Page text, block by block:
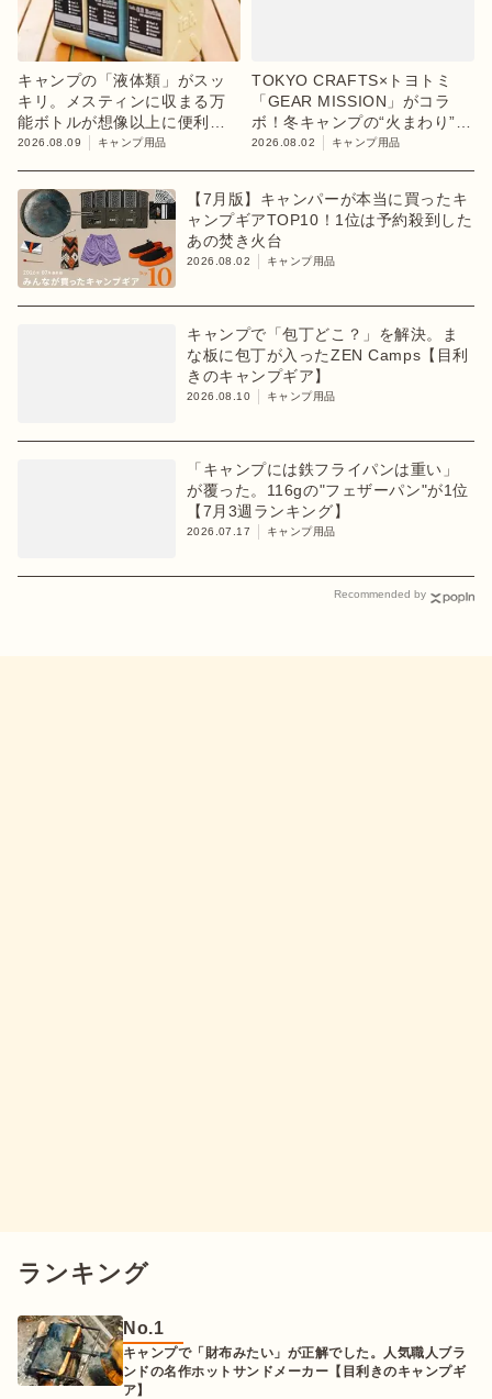
キャンプの「液体類」がスッ
キリ。メスティンに収まる万
能ボトルが想像以上に便利！
【目利きのキャンプギア】
2026.08.09 キャンプ用品
TOKYO CRAFTS×トヨトミ
「GEAR MISSION」がコラ
ボ！冬キャンプの“火まわり”を
担う限定K3クッキングストー
2026.08.02 キャンプ用品
【7月版】キャンパーが本当に買ったキ
ャンプギアTOP10！1位は予約殺到した
あの焚き火台
2026.08.02 キャンプ用品
キャンプで「包丁どこ？」を解決。ま
な板に包丁が入ったZEN Camps【目利
きのキャンプギア】
2026.08.10 キャンプ用品
「キャンプには鉄フライパンは重い」
が覆った。116gの"フェザーパン"が1位
【7月3週ランキング】
2026.07.17 キャンプ用品
Recommended by
ランキング
No.1
キャンプで「財布みたい」が正解でした。人気職人ブラ
ンドの名作ホットサンドメーカー【目利きのキャンプギ
ア】